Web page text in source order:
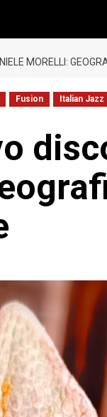
MORELLI:
Fusion Italian Jazz